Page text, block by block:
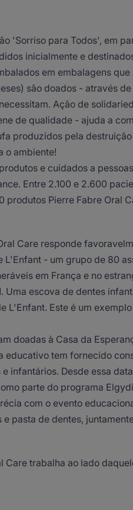
'Sorriso para Todos', em
inicialmente e
em embalagens que
são doados - através
Ação de
de qualidade - ajuda a
produzidos pela
o ambiente!
e cuidados a
Entre 2.100 e 2.600
produtos Pierre Fabre Oral
Care responde
L'Enfant - um grupo de 80
em França e no
Uma escova de dentes
L'Enfant. Este é um
doadas à Casa da
educativo tem fornecido
infantários. Desde essa
parte do programa
com o evento
pasta de dentes,
Care trabalha ao lado